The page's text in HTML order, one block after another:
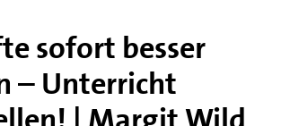
sofort besser
– Unterricht